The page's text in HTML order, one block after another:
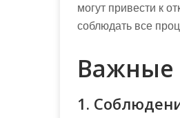
могут привести к
соблюдать все
Важные
1.